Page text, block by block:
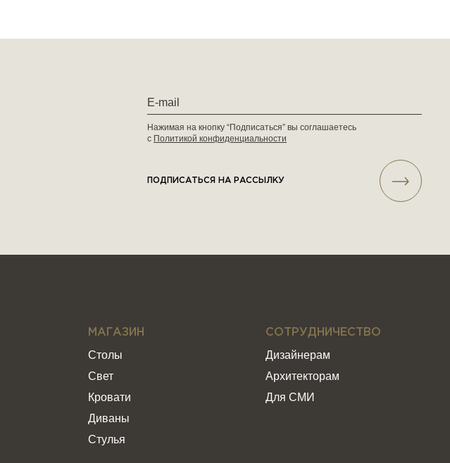
Нажимая на кнопку “Подписаться” вы соглашаетесь
с Политикой конфиденциальности
ПОДПИСАТЬСЯ НА РАССЫЛКУ
МАГАЗИН
Столы
Свет
Кровати
Диваны
Стулья
СОТРУДНИЧЕСТВО
Дизайнерам
Архитекторам
Для СМИ